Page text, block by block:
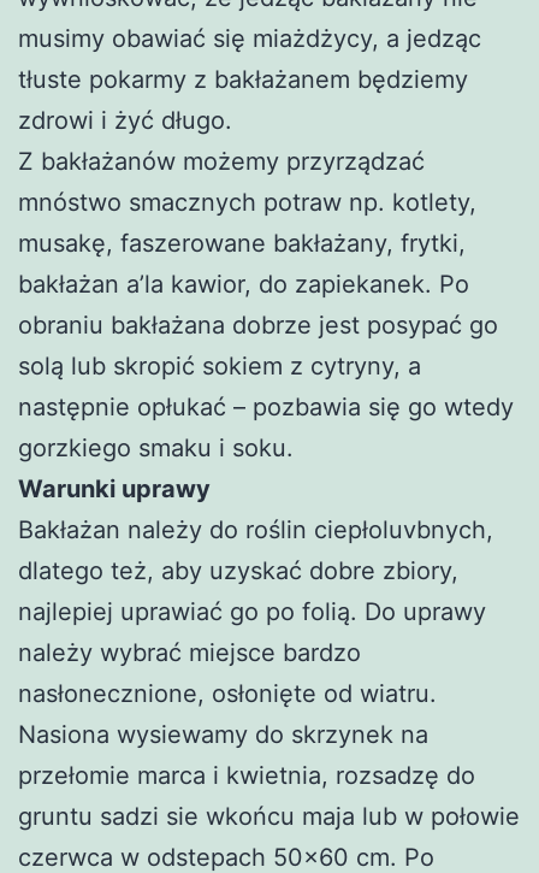
musimy obawiać się miażdżycy, a jedząc
tłuste pokarmy z bakłażanem będziemy
zdrowi i żyć długo.
Z bakłażanów możemy przyrządzać
mnóstwo smacznych potraw np. kotlety,
musakę, faszerowane bakłażany, frytki,
bakłażan a’la kawior, do zapiekanek. Po
obraniu bakłażana dobrze jest posypać go
solą lub skropić sokiem z cytryny, a
następnie opłukać – pozbawia się go wtedy
gorzkiego smaku i soku.
Warunki uprawy
Bakłażan należy do roślin ciepłoluvbnych,
dlatego też, aby uzyskać dobre zbiory,
najlepiej uprawiać go po folią. Do uprawy
należy wybrać miejsce bardzo
nasłonecznione, osłonięte od wiatru.
Nasiona wysiewamy do skrzynek na
przełomie marca i kwietnia, rozsadzę do
gruntu sadzi sie wkońcu maja lub w połowie
czerwca w odstepach 50×60 cm. Po